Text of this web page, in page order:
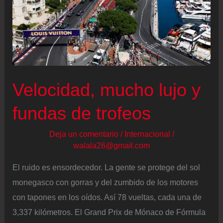
Velocidad, mucho lujo y
fundas de trofeos
Deja un comentario / Internacional /
walala26@gmail.com
El ruido es ensordecedor. La gente se protege del sol
monegasco con gorras y del zumbido de los motores
con tapones en los oídos. Así 78 vueltas, cada una de
3,337 kilómetros. El Grand Prix de Mónaco de Fórmula